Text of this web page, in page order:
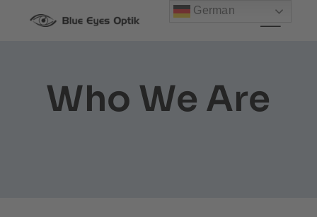
Inhalt
Who We Are
German